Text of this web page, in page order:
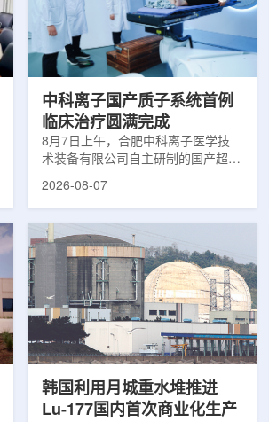
中科离子国产质子系统首例
临床治疗圆满完成
8月7日上午，合肥中科离子医学技
术装备有限公司自主研制的国产超导
回旋质子治疗系统，在合肥离子医学
治疗系统的重要突破。本例受试者为
肺癌患者。试验所用的超导质子治疗
系统，搭载中科离子自主研发的
SC240超导回旋加速器，具有超大照
射野、360°全周束流配送能力。治
疗全程依托多模融合4D图像引导精
准定位，能实现动态适配、精准治
疗。设备运行平稳低噪，治疗控制软
2026-08-07
韩国利用月城重水堆推进
Lu-177国内首次商业化生产